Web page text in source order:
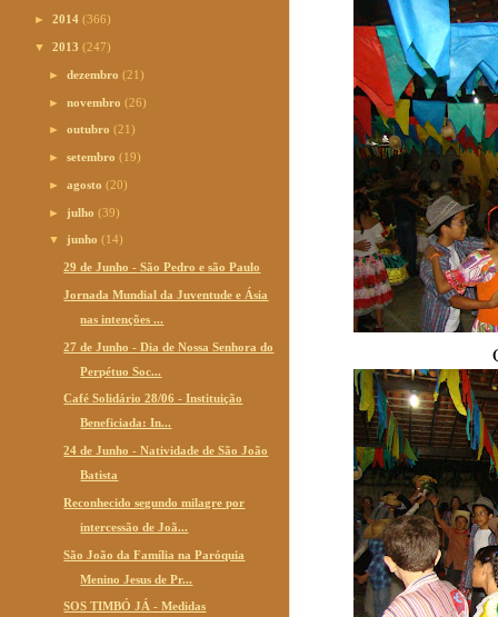
► 2014 (366)
▼ 2013 (247)
►dezembro(21)
►novembro(26)
►outubro(21)
►setembro(19)
►agosto(20)
► julho(39)
▼ junho(14)
29 de Junho - São Pedro e são Paulo
Jornada Mundial da Juventude e Ásia
nas intenções ...
27 de Junho - Dia de Nossa Senhora do
Perpétuo Soc...
Café Solidário 28/06 - Instituição
Beneficiada: In...
24 de Junho - Natividade de São João
Batista
Reconhecido segundo milagre por
intercessão de Joã...
São João da Família na Paróquia
Menino Jesus de Pr...
SOS TIMBÓ JÁ - Medidas